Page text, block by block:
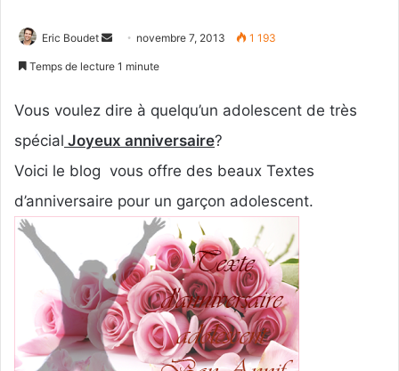
Eric Boudet
o
e
u
r
r
i
e
novembre 7, 2013 1 193
Temps de lecture 1 minute
Vous voulez dire à quelqu’un adolescent de très
spécial Joyeux anniversaire?
Voici le blog vous offre des beaux Textes
d’anniversaire pour un garçon adolescent.